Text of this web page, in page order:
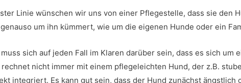
Linie wünschen wir uns von einer Pflegestelle, dass sie den
um ihn kümmert, wie um die eigenen Hunde oder ein
muss sich auf jeden Fall im Klaren darüber sein, dass es sich um
rechnet nicht immer mit einem pflegeleichten Hund, der z.B.
integriert. Es kann gut sein, dass der Hund zunächst